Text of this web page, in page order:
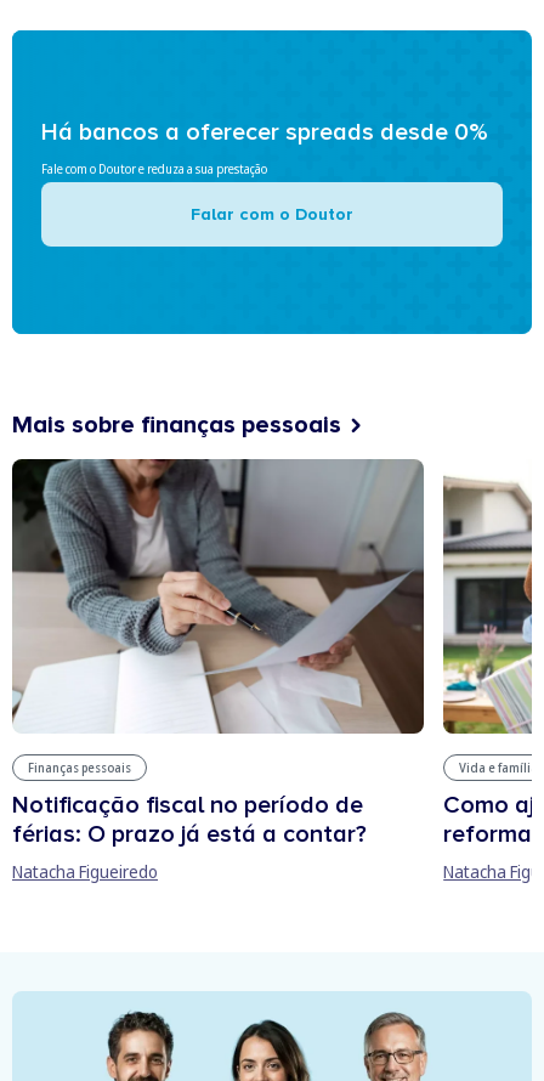
Há bancos a oferecer spreads desde 0%
Fale com o Doutor e reduza a sua prestação
Falar com o Doutor
Mais sobre finanças pessoais
Finanças pessoais
Notificação fiscal no período de
férias: O prazo já está a contar?
Natacha Figueiredo
Vida e família
Como
reforma
Natacha